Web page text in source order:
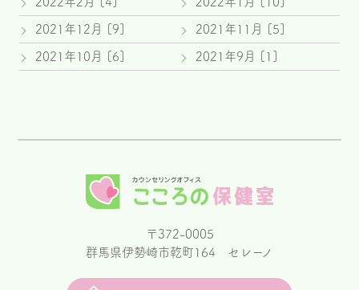
2021年12月 [9] 2021年11月 [5]
2021年10月 [6] 2021年9月 [1]
〒372-0005
群馬県伊勢崎市乾町164 セレーノ